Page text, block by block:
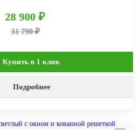
28 900 ₽
31 790 ₽
Купить в 1 клик
Подробнее